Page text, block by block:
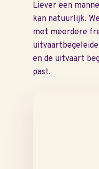
Liever een
kan natuurlijk.
met meerdere
en de uitvaart
past.